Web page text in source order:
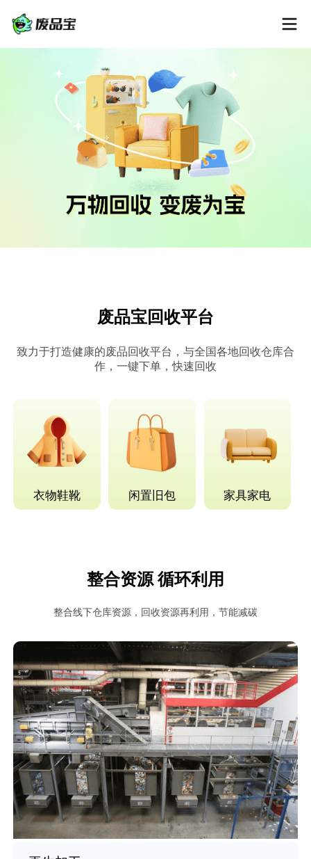
废品宝回收平台
致力于打造健康的废品回收平台，与全国各地回收仓库合
作，一键下单，快速回收
衣物鞋靴 闲置旧包 家具家电
整合资源 循环利用
整合线下仓库资源，回收资源再利用，节能减碳